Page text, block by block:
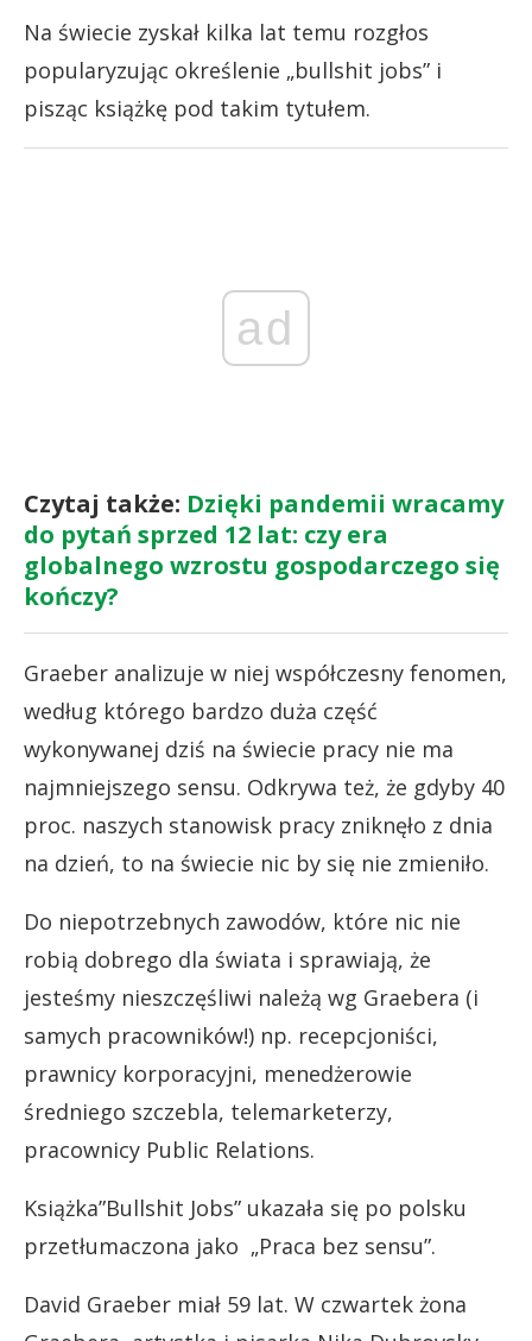
Na świecie zyskał kilka lat temu rozgłos
popularyzując określenie „bullshit jobs” i
pisząc książkę pod takim tytułem.
ad
Czytaj także: Dzięki pandemii wracamy
do pytań sprzed 12 lat: czy era
globalnego wzrostu gospodarczego się
kończy?
Graeber analizuje w niej współczesny fenomen,
według którego bardzo duża część
wykonywanej dziś na świecie pracy nie ma
najmniejszego sensu. Odkrywa też, że gdyby 40
proc. naszych stanowisk pracy zniknęło z dnia
na dzień, to na świecie nic by się nie zmieniło.
Do niepotrzebnych zawodów, które nic nie
robią dobrego dla świata i sprawiają, że
jesteśmy nieszczęśliwi należą wg Graebera (i
samych pracowników!) np. recepcjoniści,
prawnicy korporacyjni, menedżerowie
średniego szczebla, telemarketerzy,
pracownicy Public Relations.
Książka”Bullshit Jobs” ukazała się po polsku
przetłumaczona jako „Praca bez sensu”.
David Graeber miał 59 lat. W czwartek żona